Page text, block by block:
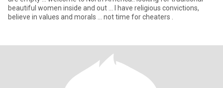
beautiful women inside and out … I have religious convictions,
believe in values and morals … not time for cheaters .